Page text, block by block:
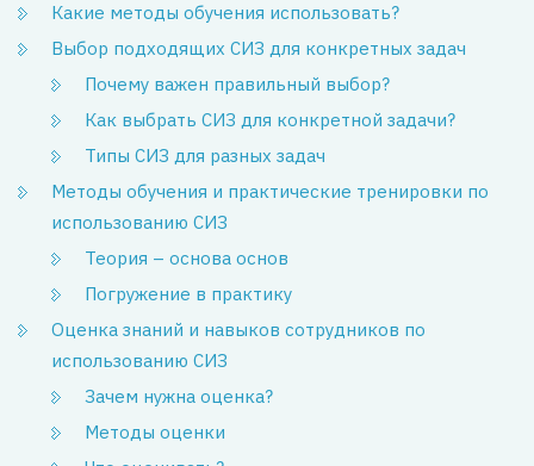
Какие методы обучения использовать?
Выбор подходящих СИЗ для конкретных задач
Почему важен правильный выбор?
Как выбрать СИЗ для конкретной задачи?
Типы СИЗ для разных задач
Методы обучения и практические тренировки по
использованию СИЗ
Теория – основа основ
Погружение в практику
Оценка знаний и навыков сотрудников по
использованию СИЗ
Зачем нужна оценка?
Методы оценки